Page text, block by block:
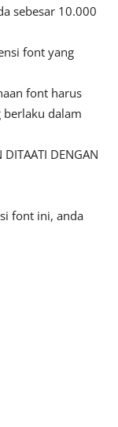
sebesar 10.000
font yang
font harus
berlaku dalam
DITAATI DENGAN
font ini, anda